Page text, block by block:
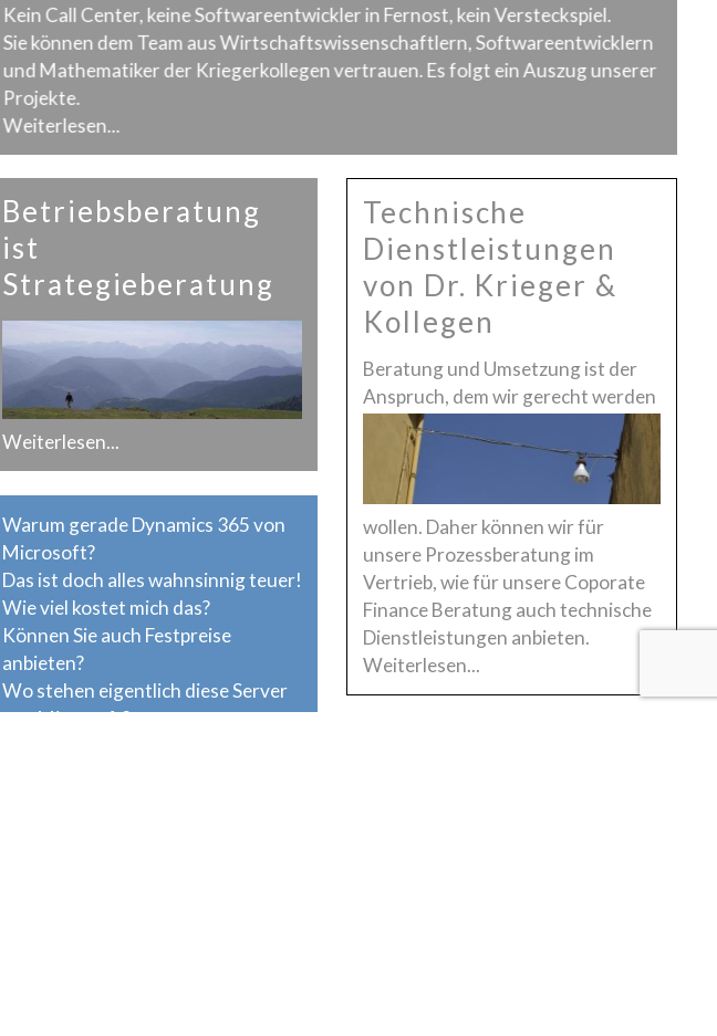
Kein Call Center, keine Softwareentwickler in Fernost, kein Versteckspiel.
Sie können dem Team aus Wirtschaftswissenschaftlern, Softwareentwicklern
und Mathematiker der Kriegerkollegen vertrauen. Es folgt ein Auszug unserer
Projekte.
Weiterlesen...
Betriebsberatung
ist
Strategieberatung
Weiterlesen...
Technische
Dienstleistungen
von Dr. Krieger &
Kollegen
Beratung und Umsetzung ist der
Anspruch, dem wir gerecht werden
wollen. Daher können wir für
unsere Prozessberatung im
Vertrieb, wie für unsere Coporate
Finance Beratung auch technische
Dienstleistungen anbieten.
Weiterlesen...
Warum gerade Dynamics 365 von
Microsoft?
Das ist doch alles wahnsinnig teuer!
Wie viel kostet mich das?
Können Sie auch Festpreise
anbieten?
Wo stehen eigentlich diese Server
von Microsoft?